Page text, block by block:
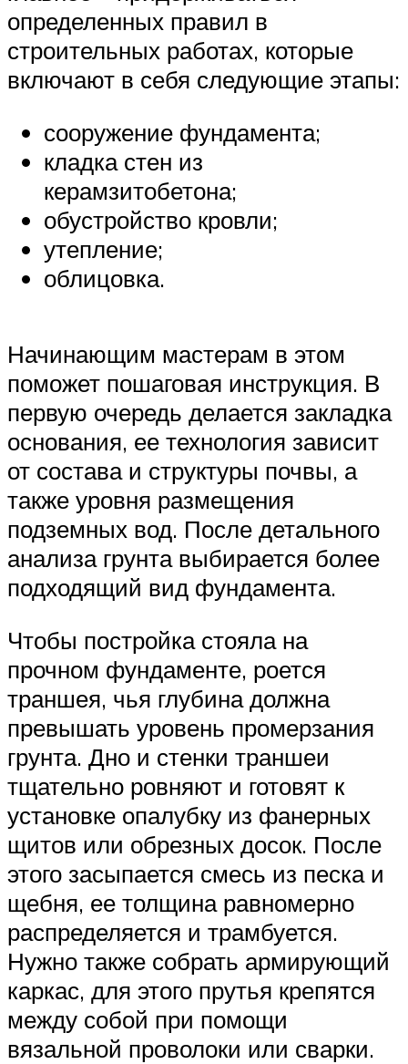
определенных правил в
строительных работах, которые
включают в себя следующие этапы:
сооружение фундамента;
кладка стен из
керамзитобетона;
обустройство кровли;
утепление;
облицовка.
Начинающим мастерам в этом
поможет пошаговая инструкция. В
первую очередь делается закладка
основания, ее технология зависит
от состава и структуры почвы, а
также уровня размещения
подземных вод. После детального
анализа грунта выбирается более
подходящий вид фундамента.
Чтобы постройка стояла на
прочном фундаменте, роется
траншея, чья глубина должна
превышать уровень промерзания
грунта. Дно и стенки траншеи
тщательно ровняют и готовят к
установке опалубку из фанерных
щитов или обрезных досок. После
этого засыпается смесь из песка и
щебня, ее толщина равномерно
распределяется и трамбуется.
Нужно также собрать армирующий
каркас, для этого прутья крепятся
между собой при помощи
вязальной проволоки или сварки.